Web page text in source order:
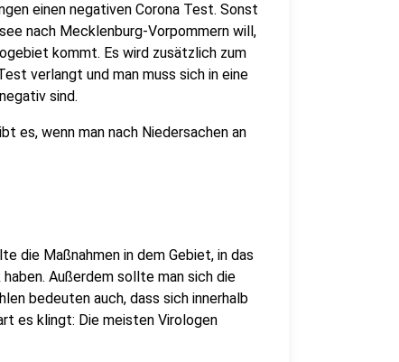
einen negativen Corona Test. Sonst
nach Mecklenburg-Vorpommern will,
kommt. Es wird zusätzlich zum
verlangt und man muss sich in eine
sind.
es, wenn man nach Niedersachen an
die Maßnahmen in dem Gebiet, in das
Außerdem sollte man sich die
bedeuten auch, dass sich innerhalb
es klingt: Die meisten Virologen